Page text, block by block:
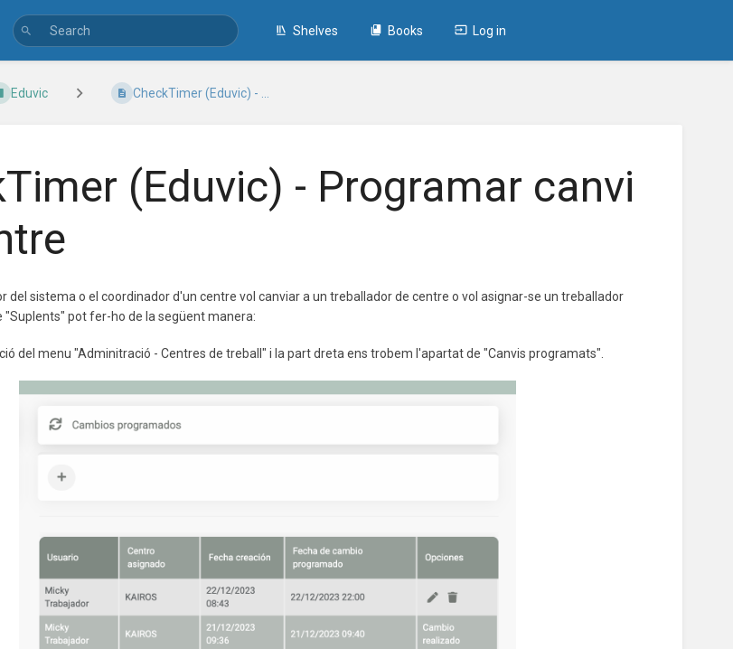
Shelves Books Log in
Eduvic CheckTimer (Eduvic) - ...
(Eduvic) - Programar canvi
del sistema o el coordinador d'un centre vol canviar a un treballador de centre o vol asignar-se un treballador
"Suplents" pot fer-ho de la següent manera:
del menu "Adminitració - Centres de treball" i la part dreta ens trobem l'apartat de "Canvis programats".